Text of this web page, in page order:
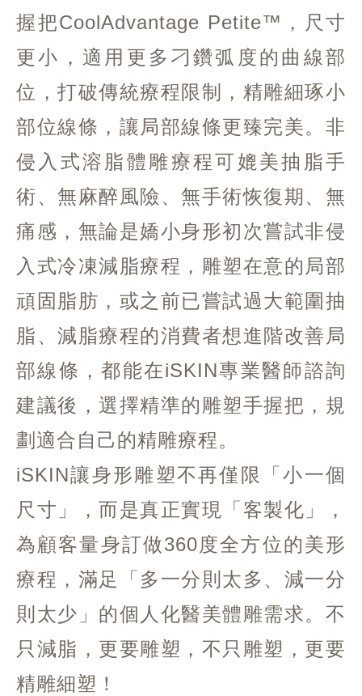
握把CoolAdvantage Petite™，尺寸
更小，適用更多刁鑽弧度的曲線部
位，打破傳統療程限制，精雕細琢小
部位線條，讓局部線條更臻完美。非
侵入式溶脂體雕療程可媲美抽脂手
術、無麻醉風險、無手術恢復期、無
痛感，無論是嬌小身形初次嘗試非侵
入式冷凍減脂療程，雕塑在意的局部
頑固脂肪，或之前已嘗試過大範圍抽
脂、減脂療程的消費者想進階改善局
部線條，都能在iSKIN專業醫師諮詢
建議後，選擇精準的雕塑手握把，規
劃適合自己的精雕療程。
iSKIN讓身形雕塑不再僅限「小一個
尺寸」，而是真正實現「客製化」，
為顧客量身訂做360度全方位的美形
療程，滿足「多一分則太多、減一分
則太少」的個人化醫美體雕需求。不
只減脂，更要雕塑，不只雕塑，更要
精雕細塑！